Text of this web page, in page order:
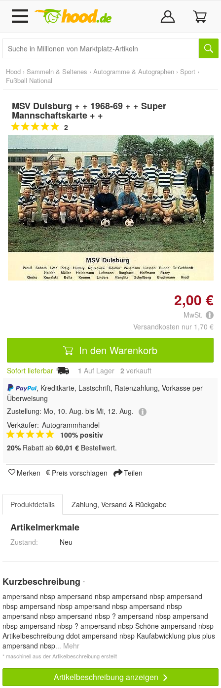
Hood › Sammeln & Seltenes › Autogramme & Autographen › Sport ›
Fußball National
MSV Duisburg + + 1968-69 + + Super
Mannschaftskarte + +
2
Doppelt antippen zum
vergrößern
2,00 €
MwSt.
Versandkosten nur 1,70 €
In den Warenkorb
Sofort lieferbar 1 Auf Lager 2 verkauft
, Kreditkarte, Lastschrift, Ratenzahlung, Vorkasse per
Überweisung
Zustellung: Mo, 10. Aug. bis Mi, 12. Aug.
Verkäufer: Autogrammhandel
100% positiv
20% Rabatt ab 60,01 € Bestellwert.
Merken Preis vorschlagen Teilen
Produktdetails Zahlung, Versand & Rückgabe
Artikelmerkmale
Zustand: Neu
Kurzbeschreibung *
ampersand nbsp ampersand nbsp ampersand nbsp ampersand
nbsp ampersand nbsp ampersand nbsp ampersand nbsp
ampersand nbsp ampersand nbsp ? ampersand nbsp ampersand
nbsp ampersand nbsp ? ampersand nbsp Schöne ampersand nbsp
Artikelbeschreibung ddot ampersand nbsp Kaufabwicklung plus plus
ampersand nbsp... Mehr
* maschinell aus der Artikelbeschreibung erstellt
Artikelbeschreibung anzeigen